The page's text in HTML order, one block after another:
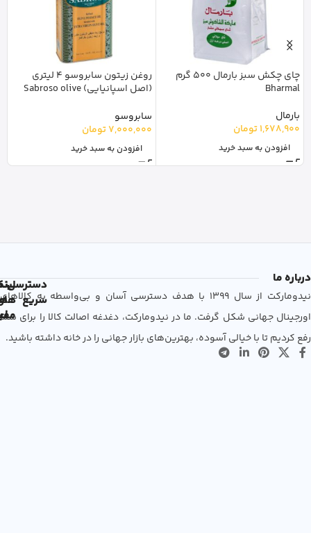
چای چکش سبز بارمال 500 گرم
Bharmal
بارمال
1,678,900تومان
افزودن به سبد خرید
روغن زیتون سابروسو 4 لیتری
(اصل اسپانیایی) Sabroso olive
سابروسو
7,000,000تومان
افزودن به سبد خرید
درباره ما
نیدومارکت از سال 1399 با هدف دسترسی آسان و بی‌واسطه به کالاهای
اورجینال جهانی شکل گرفت. ما در نیدومارکت، دغدغه اصالت کالا را برای شما
رفع کردیم تا با خیالی آسوده، بهترین‌های بازار جهانی را در خانه داشته باشید.
دسترسی
سریع